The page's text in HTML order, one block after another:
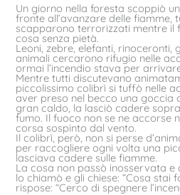
Un giorno nella foresta scoppiò
fronte all’avanzare delle fiamme,
scapparono terrorizzati mentre il
cosa senza pietà.
Leoni, zebre, elefanti, rinoceronti,
animali cercarono rifugio nelle
ormai l’incendio stava per
Mentre tutti discutevano
piccolissimo colibrì si tuffò nelle
aver preso nel becco una goccia
gran caldo, la lasciò cadere
fumo. Il fuoco non se ne accorse
corsa sospinto dal vento.
Il colibrì, però, non si perse
per raccogliere ogni volta una
lasciava cadere sulle fiamme.
La cosa non passò inosservata e
lo chiamò e gli chiese: “Cosa stai
rispose: “Cerco di spegnere